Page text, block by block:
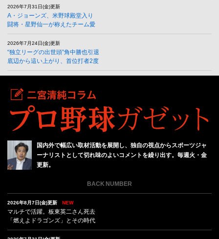
2026年7月31日(金)更新
A・ジョーンズ、米野球殿堂入り
闘将・星野仙一が称えたチーム愛
2026年7月24日(金)更新
“独立リーグの出世頭”角中勝也引退
底辺から這い上がり、首位打者2度
国内外で幅広い取材活動を展開し、独自の視点からスポーツジャ
ーナリストとして切れ味のよいコメントを繰り出す。毎週火・金
更新。
BACK NUMBER
2026年8月7日(金)更新 NEW
マルチで活躍。板東英二さん死去
「燃えよドラゴンズ」とその時代